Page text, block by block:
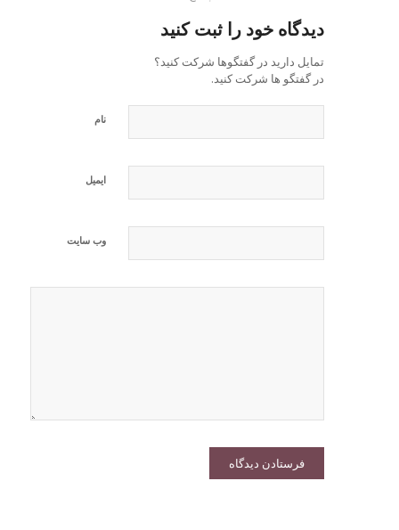
دیدگاه خود را ثبت کنید
تمایل دارید در گفتگوها شرکت کنید؟
در گفتگو ها شرکت کنید.
نام
ایمیل
وب‌ سایت